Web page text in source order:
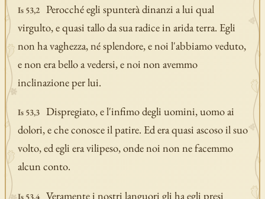
Is 53,2
Perocché egli spunterà dinanzi a lui qual
virgulto, e quasi tallo da sua radice in arida terra. Egli
non ha vaghezza, né splendore, e noi l'abbiamo veduto,
e non era bello a vedersi, e noi non avemmo
inclinazione per lui.
Is 53,3
Dispregiato, e l'infimo degli uomini, uomo ai
dolori, e che conosce il patire. Ed era quasi ascoso il suo
volto, ed egli era vilipeso, onde noi non ne facemmo
alcun conto.
Is 53,4
Veramente i nostri languori gli ha egli presi